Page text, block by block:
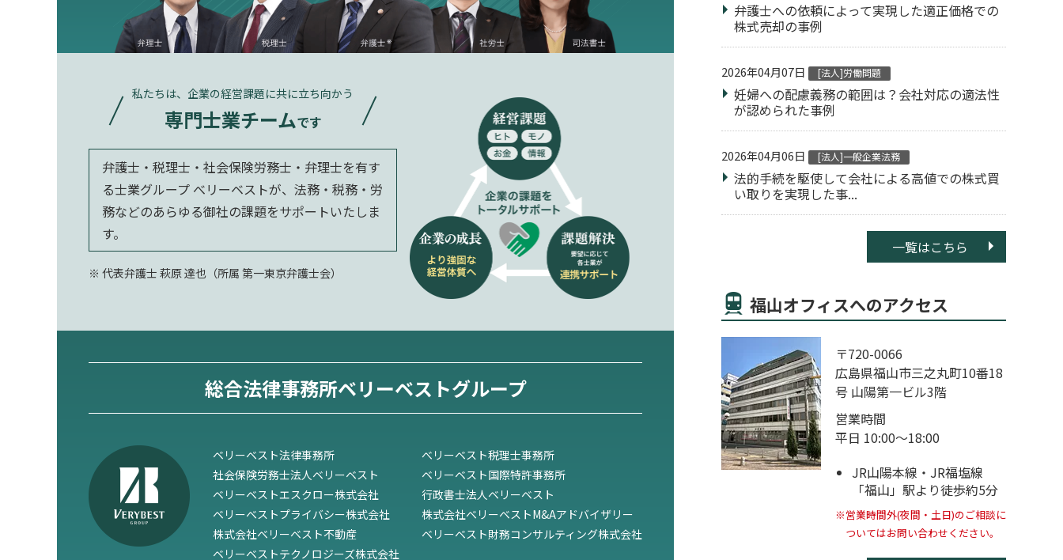
私たちは、企業の経営課題に共に立ち向かう
専門士業チームです
弁護士・税理士・社会保険労務士・弁理士を有す
る士業グループ べリーベストが、法務・税務・労
務などのあらゆる御社の課題をサポートいたしま
す。
代表弁護士 萩原 達也（所属 第一東京弁護士会）
総合法律事務所ベリーベストグループ
ベリーベスト法律事務所
社会保険労務士法人ベリーベスト
ベリーベストエスクロー株式会社
ベリーベストプライバシー株式会社
株式会社ベリーベスト不動産
ベリーベストテクノロジーズ株式会社
べリーベスト税理士事務所
ベリーベスト国際特許事務所
行政書士法人ベリーベスト
株式会社ベリーベストM&Aアドバイザリー
ベリーベスト財務コンサルティング株式会社
弁護士への依頼によって実現した適正価格での
株式売却の事例
2026年04月07日 [法人]労働問題
妊婦への配慮義務の範囲は？会社対応の適法性
が認められた事例
2026年04月06日 [法人]一般企業法務
法的手続を駆使して会社による高値での株式買
い取りを実現した事...
一覧はこちら
福山オフィスへのアクセス
〒720-0066
広島県福山市三之丸町10番18
号 山陽第一ビル3階
営業時間
平日 10:00～18:00
JR山陽本線・JR福塩線
「福山」駅より徒歩約5分
※営業時間外(夜間・土日)のご相談に
ついてはお問い合わせください。